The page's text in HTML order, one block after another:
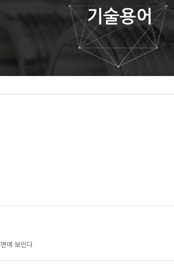
기술용어
에 보인다.